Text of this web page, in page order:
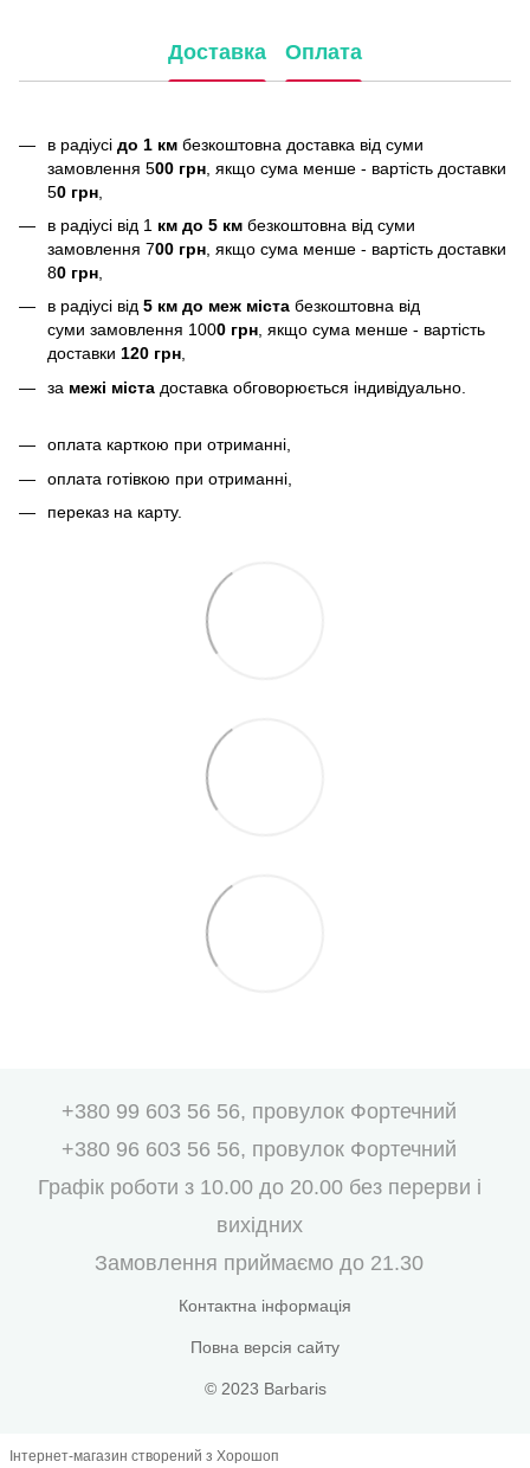
Доставка Оплата
в радіусі до 1 км безкоштовна доставка від суми
замовлення 500 грн , якщо сума менше - вартість доставки
50 грн
в радіусі від 1 км до 5 км безкоштовна від суми
замовлення 700 грн , якщо сума менше - вартість доставки
80 грн
в радіусі від 5 км до меж міста безкоштовна від
суми замовлення 1000 грн, якщо сума менше - вартість
доставки 120 грн,
за межі міста доставка обговорюється індивідуально.
оплата карткою при отриманні,
оплата готівкою при отриманні,
переказ на карту.
+380 99 603 56 56, провулок Фортечний
+380 96 603 56 56, провулок Фортечний
Графік роботи з 10.00 до 20.00 без перерви і
вихідних
Замовлення приймаємо до 21.30
Контактна інформація
Повна версія сайту
© 2023 Barbaris
Інтернет-магазин створений з Хорошоп